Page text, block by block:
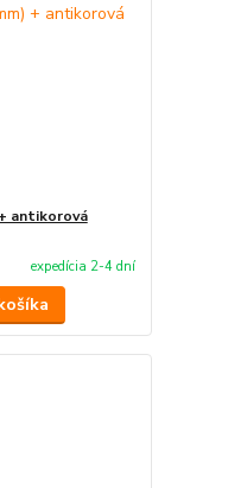
antikorová
expedícia 2-4 dní